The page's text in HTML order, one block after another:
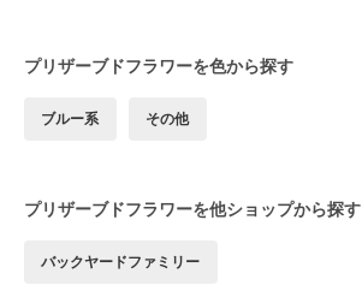
プリザーブドフラワーを色から探す
ブルー系 その他
プリザーブドフラワーを他ショップから探す
バックヤードファミリー